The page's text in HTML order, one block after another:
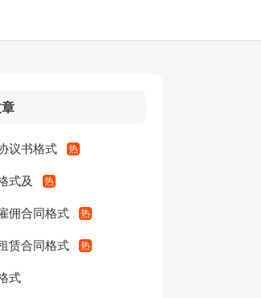
议书格式
式及
佣合同格式
赁合同格式
式